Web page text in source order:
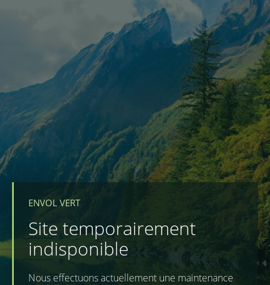
ENVOL VERT
Site temporairement
indisponible
Nous effectuons actuellement une maintenance